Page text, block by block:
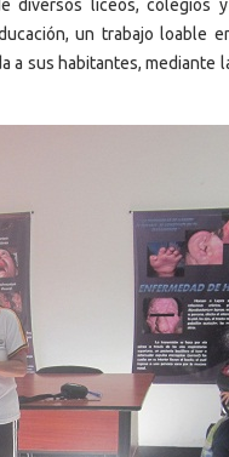
diversos liceos, colegios
un trabajo loable
a sus habitantes, mediante